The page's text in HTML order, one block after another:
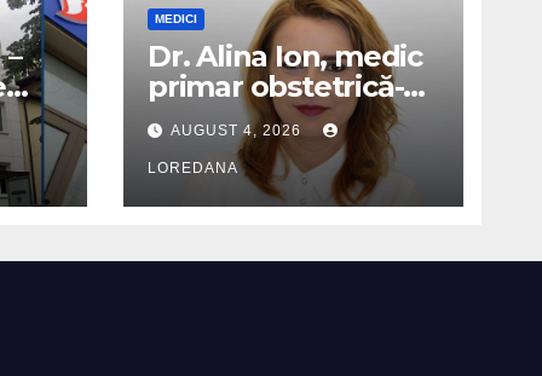
la
MEDICI
Dr. Alina Ion, medic
primar obstetrică-
ginecologie
AUGUST 4, 2026
LOREDANA